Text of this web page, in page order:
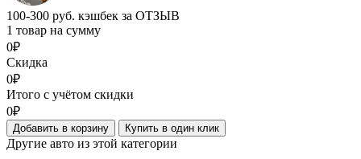
100-300 руб. кэшбек за ОТЗЫВ
1 товар на сумму
0₽
Скидка
0₽
Итого с учётом скидки
0₽
Добавить в корзину Купить в один клик
Другие авто из этой категории